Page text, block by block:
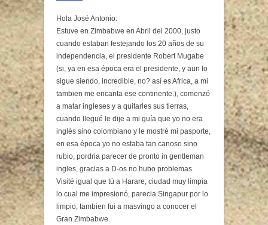
Hola José Antonio:
Estuve en Zimbabwe en Abril del 2000, justo
cuando estaban festejando los 20 años de su
independencia, el presidente Robert Mugabe
(si, ya en esa época era el presidente, y aun lo
sigue siendo, incredible, no? así es Africa, a mi
tambien me encanta ese continente.), comenzó
a matar ingleses y a quitarles sus tierras,
cuando llegué le dije a mi guía que yo no era
inglés sino colombiano y le mostré mi pasporte,
en esa época yo no estaba tan canoso sino
rubio, pordria parecer de pronto in gentleman
ingles, gracias a D-os no hubo problemas.
Visité igual que tú a Harare, ciudad muy limpia
lo cual me impresionó, parecia Singapur por lo
limpio, tambien fui a masvingo a conocer el
Gran Zimbabwe.